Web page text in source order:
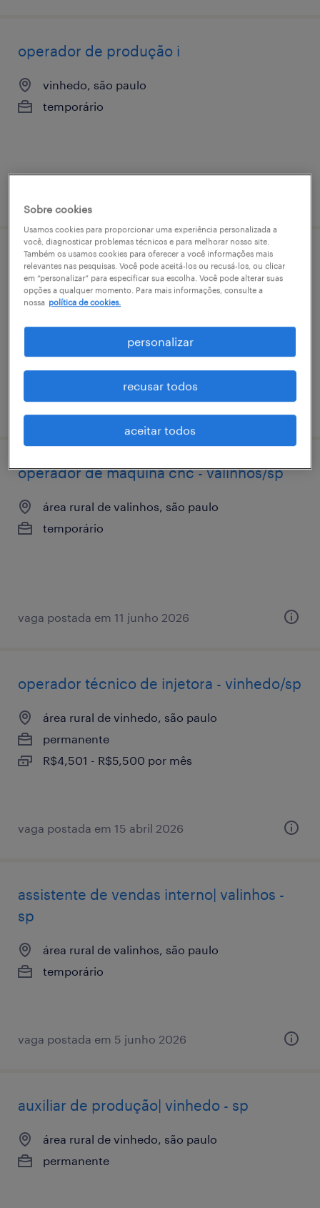
operador de produção i
vinhedo, são paulo
temporário
analista de pesquisa de mercado jr -
atuação digital
R$2,501 - R$3,500 por mês
vaga postada em 16 março 2026
operador de máquina cnc - valinhos/sp
área rural de valinhos, são paulo
temporário
vaga postada em 11 junho 2026
operador técnico de injetora - vinhedo/sp
área rural de vinhedo, são paulo
permanente
R$4,501 - R$5,500 por mês
vaga postada em 15 abril 2026
assistente de vendas interno| valinhos -
sp
área rural de valinhos, são paulo
temporário
vaga postada em 5 junho 2026
auxiliar de produção| vinhedo - sp
área rural de vinhedo, são paulo
permanente
Sobre cookies
Usamos cookies para proporcionar uma experiência personalizada a
você, diagnosticar problemas técnicos e para melhorar nosso site.
Também os usamos cookies para oferecer a você informações mais
relevantes nas pesquisas. Você pode aceitá-los ou recusá-los, ou clicar
em “personalizar” para especificar sua escolha. Você pode alterar suas
opções a qualquer momento. Para mais informações, consulte a
nossa política de cookies.
personalizar
recusar todos
aceitar todos